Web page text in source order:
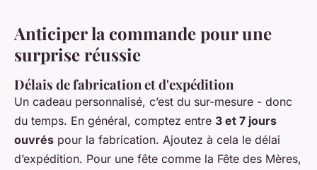
Anticiper la commande pour une
surprise réussie
Délais de fabrication et d'expédition
Un cadeau personnalisé, c’est du sur-mesure - donc
du temps. En général, comptez entre 3 et 7 jours
ouvrés pour la fabrication. Ajoutez à cela le délai
d’expédition. Pour une fête comme la Fête des Mères,